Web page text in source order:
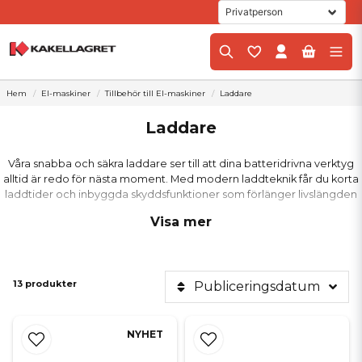
Hem El-maskiner Tillbehör till El-maskiner Laddare
Laddare
Våra snabba och säkra laddare ser till att dina batteridrivna verktyg
alltid är redo för nästa moment. Med modern laddteknik får du korta
laddtider och inbyggda skyddsfunktioner som förlänger livslängden
arbete
Tiden är dyrbar på en byggarbetsplats och därför är snabb och
batteriets hälsa. Det innebär att du snabbt är igång igen efter en
Visa mer
13 produkter Publiceringsdatum
NYHET